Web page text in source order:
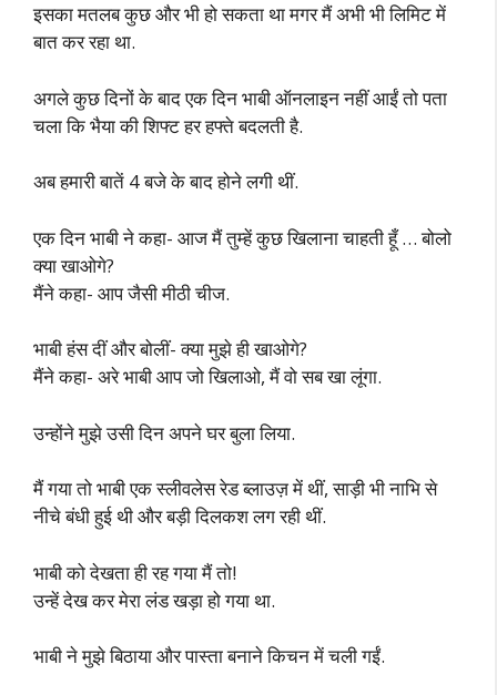
इसका मतलब कुछ और भी हो सकता था मगर मैं अभी भी लिमिट में
बात कर रहा था.
अगले कुछ दिनों के बाद एक दिन भाबी ऑनलाइन नहीं आईं तो पता
चला कि भैया की शिफ्ट हर हफ्ते बदलती है.
अब हमारी बातें 4 बजे के बाद होने लगी थीं.
एक दिन भाबी ने कहा- आज मैं तुम्हें कुछ खिलाना चाहती हूँ … बोलो
क्या खाओगे?
मैंने कहा- आप जैसी मीठी चीज.
भाबी हंस दीं और बोलीं- क्या मुझे ही खाओगे?
मैंने कहा- अरे भाबी आप जो खिलाओ, मैं वो सब खा लूंगा.
उन्होंने मुझे उसी दिन अपने घर बुला लिया.
मैं गया तो भाबी एक स्लीवलेस रेड ब्लाउज़ में थीं, साड़ी भी नाभि से
नीचे बंधी हुई थी और बड़ी दिलकश लग रही थीं.
भाबी को देखता ही रह गया मैं तो!
उन्हें देख कर मेरा लंड खड़ा हो गया था.
भाबी ने मुझे बिठाया और पास्ता बनाने किचन में चली गईं.